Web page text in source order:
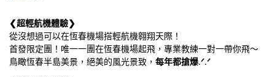
❮超輕航機體驗❯
從沒想過可以在恆春機場搭輕航機翱翔天際！
首發限定團！唯一一團在恆春機場起飛，專業教練一對一帶你飛～
鳥瞰恆春半島美景，絕美的風光景致， 每年都搶爆.ᐟ.ᐟ